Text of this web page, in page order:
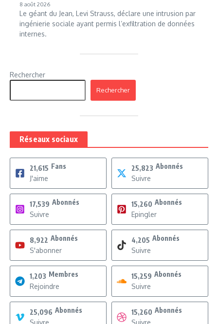
8 août 2026
Le géant du Jean, Levi Strauss, déclare une intrusion par
ingénierie sociale ayant permis l’exfiltration de données
internes.
Rechercher
Rechercher
Réseaux sociaux
21,615 Fans
J'aime
25,823 Abonnés
Suivre
17,539 Abonnés
Suivre
15,260 Abonnés
Epingler
8,922 Abonnés
S'abonner
4,205 Abonnés
Suivre
1,203 Membres
Rejoindre
15,259 Abonnés
Suivre
25,096 Abonnés
15,260 Abonnés